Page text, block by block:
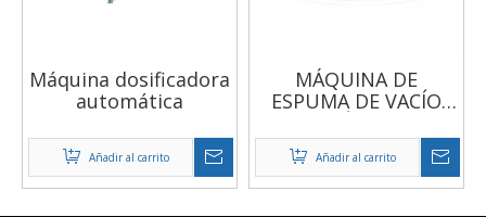
Máquina dosificadora
automática
Añadir al carrito
MÁQUINA DE
ESPUMA DE VACÍO
DISPOSITIVO DE
PRESIÓN SUPERIOR
Añadir al carrito